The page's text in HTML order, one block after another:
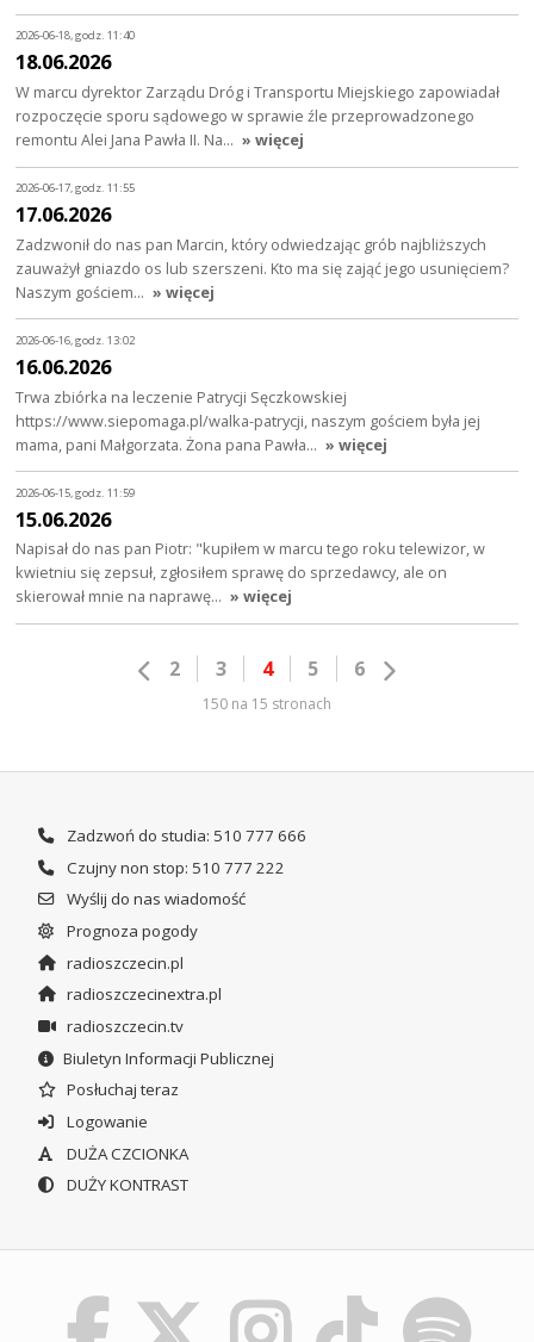
2026-06-18, godz. 11:40
18.06.2026
W marcu dyrektor Zarządu Dróg i Transportu Miejskiego zapowiadał
rozpoczęcie sporu sądowego w sprawie źle przeprowadzonego
remontu Alei Jana Pawła II. Na… » więcej
2026-06-17, godz. 11:55
17.06.2026
Zadzwonił do nas pan Marcin, który odwiedzając grób najbliższych
zauważył gniazdo os lub szerszeni. Kto ma się zająć jego usunięciem?
Naszym gościem… » więcej
2026-06-16, godz. 13:02
16.06.2026
Trwa zbiórka na leczenie Patrycji Sęczkowskiej
https://www.siepomaga.pl/walka-patrycji, naszym gościem była jej
mama, pani Małgorzata. Żona pana Pawła… » więcej
2026-06-15, godz. 11:59
15.06.2026
Napisał do nas pan Piotr: "kupiłem w marcu tego roku telewizor, w
kwietniu się zepsuł, zgłosiłem sprawę do sprzedawcy, ale on
skierował mnie na naprawę… » więcej
2 3 4 5 6
150 na 15 stronach
Zadzwoń do studia: 510 777 666
Czujny non stop: 510 777 222
Wyślij do nas wiadomość
Prognoza pogody
radioszczecin.pl
radioszczecinextra.pl
radioszczecin.tv
Biuletyn Informacji Publicznej
Posłuchaj teraz
Logowanie
DUŻA CZCIONKA
DUŻY KONTRAST